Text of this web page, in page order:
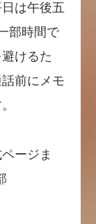
は午後五
部時間で
けるた
前にメモ
ージま